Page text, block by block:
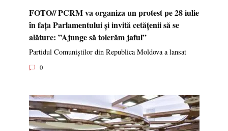
FOTO// PCRM va organiza un protest pe 28 iulie
în fața Parlamentului și invită cetățenii să se
alăture: ”Ajunge să tolerăm jaful”
Partidul Comuniștilor din Republica Moldova a lansat
0